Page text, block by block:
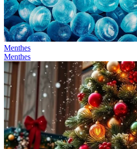
Menthes
Menthes